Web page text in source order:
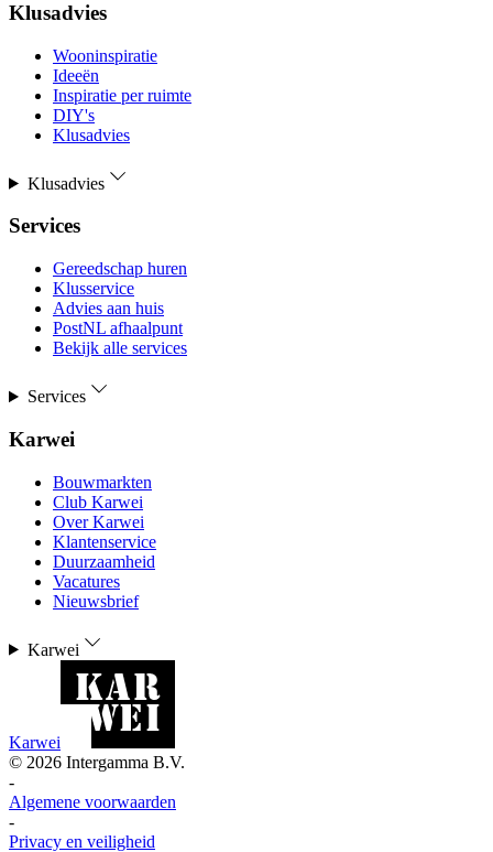
Klusadvies
Wooninspiratie
Ideeën
Inspiratie per ruimte
DIY's
Klusadvies
Klusadvies
Services
Gereedschap huren
Klusservice
Advies aan huis
PostNL afhaalpunt
Bekijk alle services
Services
Karwei
Bouwmarkten
Club Karwei
Over Karwei
Klantenservice
Duurzaamheid
Vacatures
Nieuwsbrief
Karwei
Karwei
© 2026 Intergamma B.V.
-
Algemene voorwaarden
-
Privacy en veiligheid